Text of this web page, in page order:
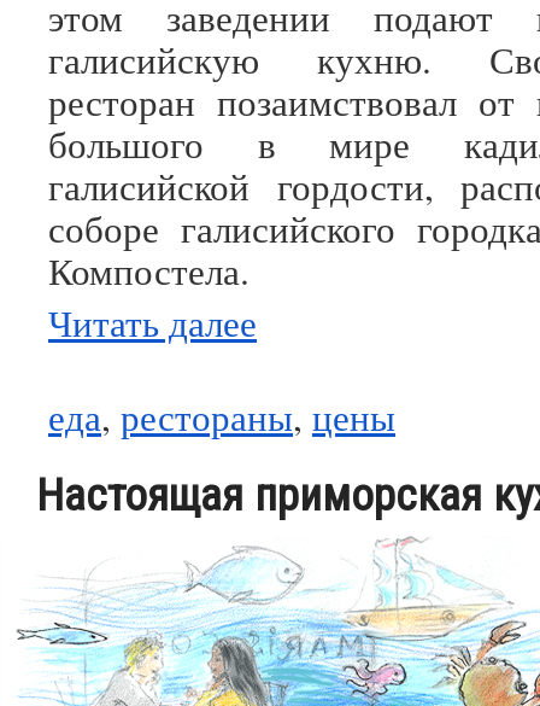
этом заведении подают
галисийскую кухню.
ресторан позаимствовал
большого в мире
галисийской гордости,
соборе галисийского
Компостела.
Читать далее
еда, рестораны, цены
Настоящая приморская